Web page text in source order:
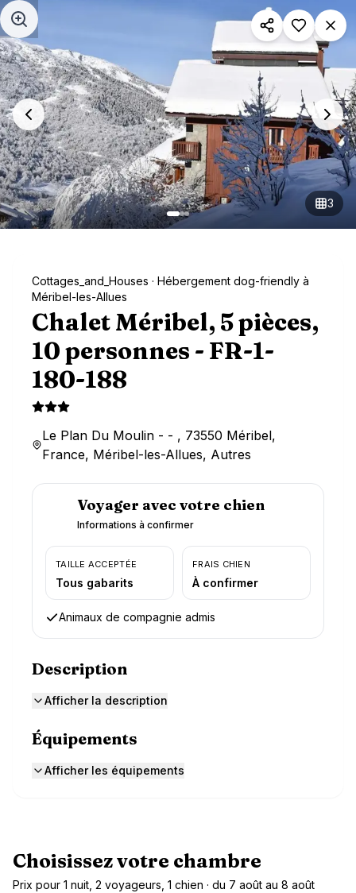
Aller au contenu principal
3
Cottages_and_Houses · Hébergement dog-friendly à
Méribel-les-Allues
Chalet Méribel, 5 pièces,
10 personnes - FR-1-
180-188
Le Plan Du Moulin - - , 73550 Méribel,
France, Méribel-les-Allues, Autres
Voyager avec votre chien
Informations à confirmer
TAILLE ACCEPTÉE
Tous gabarits
FRAIS CHIEN
À confirmer
Animaux de compagnie admis
Description
Afficher la description
Équipements
Afficher les équipements
Choisissez votre chambre
Prix pour 1 nuit, 2 voyageurs, 1 chien · du 7 août au 8 août